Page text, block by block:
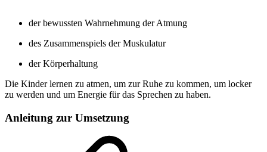
der bewussten Wahrnehmung der Atmung
des Zusammenspiels der Muskulatur
der Körperhaltung
Die Kinder lernen zu atmen, um zur Ruhe zu kommen, um locker
zu werden und um Energie für das Sprechen zu haben.
Anleitung zur Umsetzung